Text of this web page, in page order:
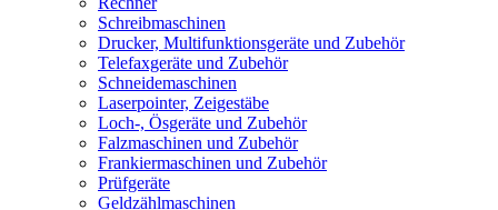
Schreibmaschinen
Drucker, Multifunktionsgeräte und Zubehör
Telefaxgeräte und Zubehör
Schneidemaschinen
Laserpointer, Zeigestäbe
Loch-, Ösgeräte und Zubehör
Falzmaschinen und Zubehör
Frankiermaschinen und Zubehör
Prüfgeräte
Geldzählmaschinen